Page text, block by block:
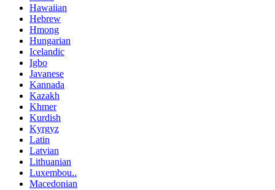
Hawaiian
Hebrew
Hmong
Hungarian
Icelandic
Igbo
Javanese
Kannada
Kazakh
Khmer
Kurdish
Kyrgyz
Latin
Latvian
Lithuanian
Luxembou..
Macedonian